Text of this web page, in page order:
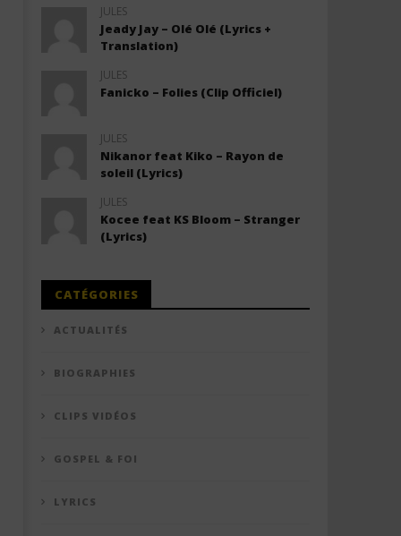
JULES
Jeady Jay – Olé Olé (Lyrics +
Translation)
JULES
Fanicko – Folies (Clip Officiel)
JULES
Nikanor feat Kiko – Rayon de
soleil (Lyrics)
JULES
Kocee feat KS Bloom – Stranger
(Lyrics)
CATÉGORIES
ACTUALITÉS
BIOGRAPHIES
CLIPS VIDÉOS
GOSPEL & FOI
LYRICS